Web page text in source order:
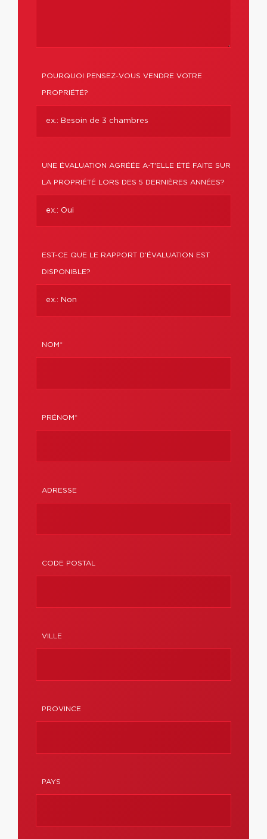
POURQUOI PENSEZ-VOUS VENDRE VOTRE
PROPRIÉTÉ?
UNE ÉVALUATION AGRÉÉE A-T'ELLE ÉTÉ FAITE SUR
LA PROPRIÉTÉ LORS DES 5 DERNIÈRES ANNÉES?
EST-CE QUE LE RAPPORT D’ÉVALUATION EST
DISPONIBLE?
NOM*
PRÉNOM*
ADRESSE
CODE POSTAL
VILLE
PROVINCE
PAYS